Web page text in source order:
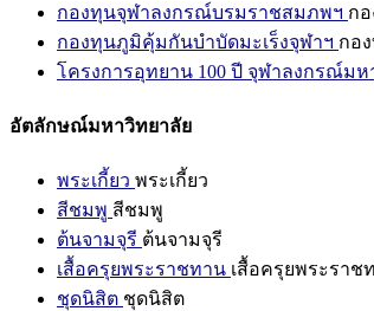
กองทุนจุฬาลงกรณ์บรมราชสมภพฯ ก
กองทุนภูมิคุ้มกันบำบัดมะเร็งจุฬาฯ กอ
โครงการอุทยาน 100 ปี จุฬาลงกรณ์มห
อัตลักษณ์มหาวิทยาลัย
พระเกี้ยว พระเกี้ยว
สีชมพู สีชมพู
ต้นจามจุรี ต้นจามจุรี
เสื้อครุยพระราชทาน เสื้อครุยพระราช
ชุดนิสิต ชุดนิสิต